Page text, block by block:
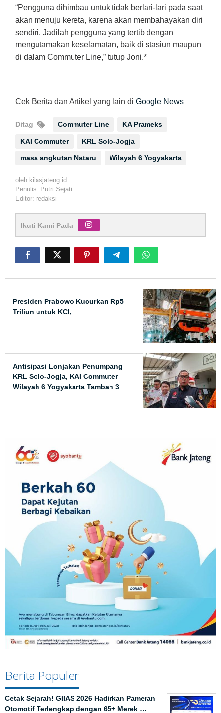
“Pengguna dihimbau untuk tidak berlari-lari pada saat
akan menuju kereta, karena akan membahayakan diri
sendiri. Jadilah pengguna yang tertib dengan
mengutamakan keselamatan, baik di stasiun maupun
di dalam Commuter Line,” tutup Joni.*
Cek Berita dan Artikel yang lain di Google News
Ditag Commuter Line KA Prameks
KAI Commuter KRL Solo-Jogja
masa angkutan Nataru Wilayah 6 Yogyakarta
oleh kilasjateng.id
Penulis: Putri Sejati
Editor: redaksi
Ikuti Kami Pada
Presiden Prabowo Kucurkan Rp5
Triliun untuk KCI,
Antisipasi Lonjakan Penumpang
KRL Solo-Jogja, KAI Commuter
Wilayah 6 Yogyakarta Tambah 3
Berita Populer
Cetak Sejarah! GIIAS 2026 Hadirkan Pameran
Otomotif Terlengkap dengan 65+ Merek …